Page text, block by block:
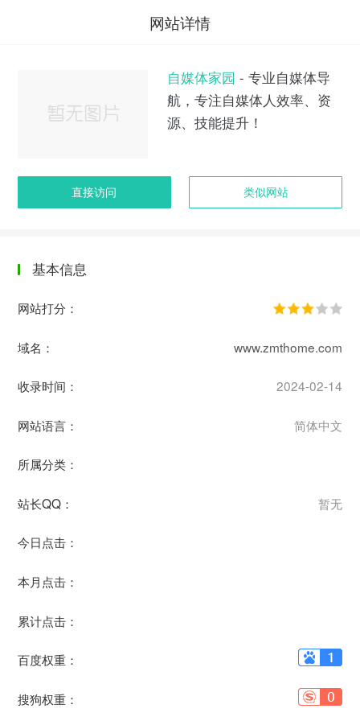
网站详情
自媒体家园 - 专业自媒体导
航，专注自媒体人效率、资
源、技能提升！
直接访问 类似网站
基本信息
网站打分：
域名： www.zmthome.com
收录时间： 2024-02-14
网站语言： 简体中文
所属分类：
站长QQ： 暂无
今日点击：
本月点击：
累计点击：
百度权重：
搜狗权重：